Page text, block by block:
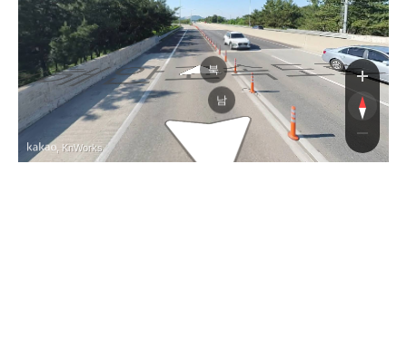
안고속도로
북
남
, KnWorks